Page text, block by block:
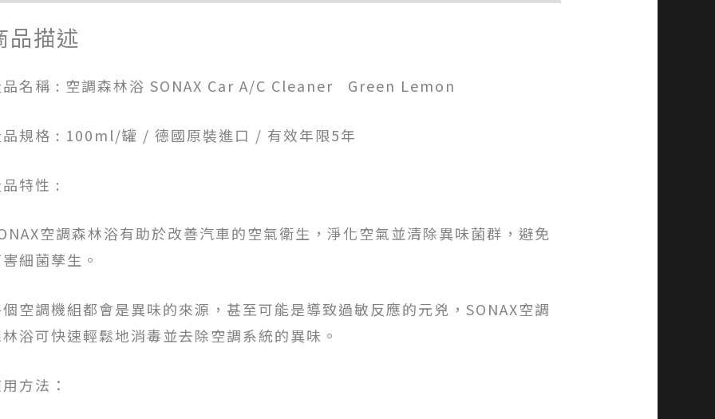
品描述
品名稱 : 空調森林浴 SONAX Car A/C Cleaner Green Lemon
品規格 : 100ml/罐 / 德國原裝進口 / 有效年限5年
特性 :
空調森林浴有助於改善汽車的空氣衛生，淨化空氣並清除異味菌群，避免
細菌孳生。
空調機組都會是異味的來源，甚至可能是導致過敏反應的元兇，SONAX空調
浴可快速輕鬆地消毒並去除空調系統的異味。
方法：